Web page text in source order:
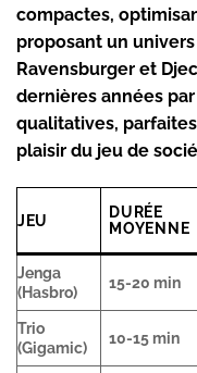
compactes,
proposant un
Ravensburger et
dernières années
qualitatives,
plaisir du jeu de
JEU
DURÉE
MOYENNE
Jenga
(Hasbro)
15-20 min
Trio
(Gigamic)
10-15 min